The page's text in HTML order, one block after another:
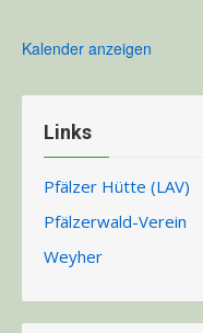
Kalender anzeigen
Links
Pfälzer Hütte (LAV)
Pfälzerwald-Verein
Weyher